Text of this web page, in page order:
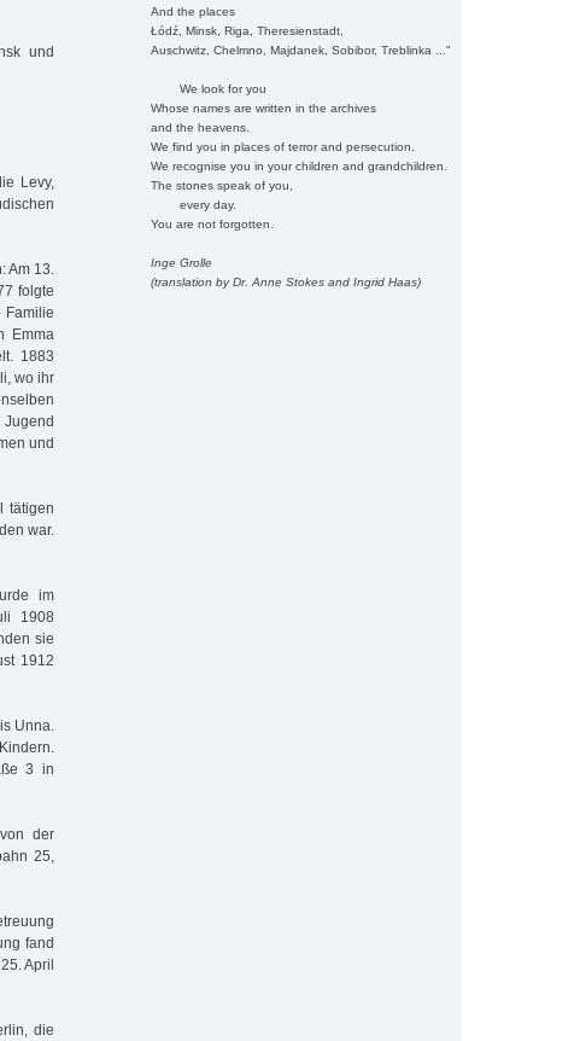
And the places
Łódź, Minsk, Riga, Theresienstadt,
Auschwitz, Chelmno, Majdanek, Sobibor, Treblinka ..."
We look for you
Whose names are written in the archives
and the heavens.
We find you in places of terror and persecution.
We recognise you in your children and grandchildren.
The stones speak of you,
every day.
You are not forgotten.
Inge Grolle
(translation by Dr. Anne Stokes and Ingrid Haas)
und
Levy,
13.
folgte
Familie
Emma
1883
wo ihr
und
tätigen
war.
im
1908
sie
1912
Unna.
3 in
der
25,
fand
April
die